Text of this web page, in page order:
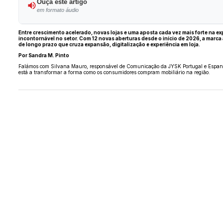
Ouça este artigo
em formato áudio
Entre crescimento acelerado, novas lojas e uma aposta cada vez mais forte na
incontornável no setor. Com 12 novas aberturas desde o início de 2026, a
de longo prazo que cruza expansão, digitalização e experiência em loja.
Por Sandra M. Pinto
Falámos com Silvana Mauro, responsável de Comunicação da JYSK Portugal e
está a transformar a forma como os consumidores compram mobiliário na região.